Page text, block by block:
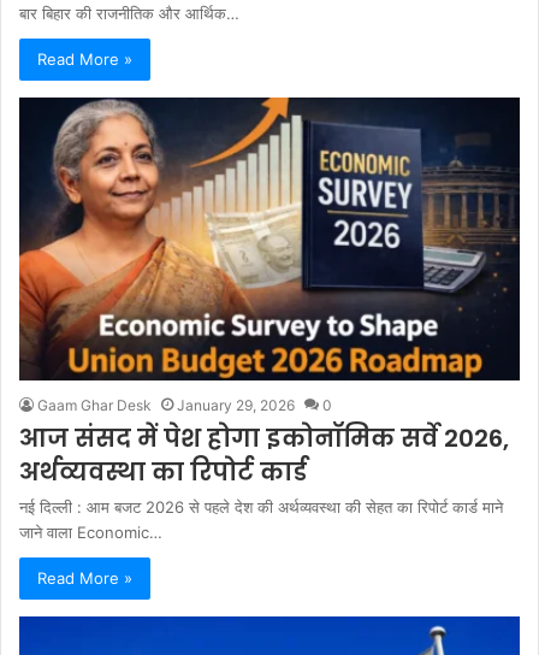
बार बिहार की राजनीतिक और आर्थिक…
Read More »
Gaam Ghar Desk January 29, 2026 0
आज संसद में पेश होगा इकोनॉमिक सर्वे 2026,
अर्थव्यवस्था का रिपोर्ट कार्ड
नई दिल्ली : आम बजट 2026 से पहले देश की अर्थव्यवस्था की सेहत का रिपोर्ट कार्ड माने
जाने वाला Economic…
Read More »